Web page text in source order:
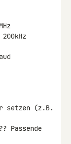
(z.B.
Passende